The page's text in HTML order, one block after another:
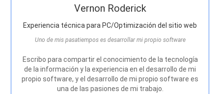
Vernon Roderick
Experiencia técnica para PC/Optimización del sitio web
Uno de mis pasatiempos es desarrollar mi propio software
Escribo para compartir el conocimiento de la tecnología
de la información y la experiencia en el desarrollo de mi
propio software, y el desarrollo de mi propio software es
una de las pasiones de mi trabajo.